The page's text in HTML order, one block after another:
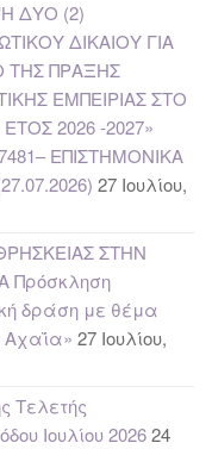
ΔΥΟ (2)
ΔΙΚΑΙΟΥ ΓΙΑ
ΤΗΣ ΠΡΑΞΗΣ
ΕΜΠΕΙΡΙΑΣ ΣΤΟ
2026 -2027»
ΕΠΙΣΤΗΜΟΝΙΚΑ
27 Ιουλίου,
ΣΤΗΝ
Πρόσκληση
δράση με θέμα
Αχαΐα» 27 Ιουλίου,
Τελετής
Ιουλίου 202624